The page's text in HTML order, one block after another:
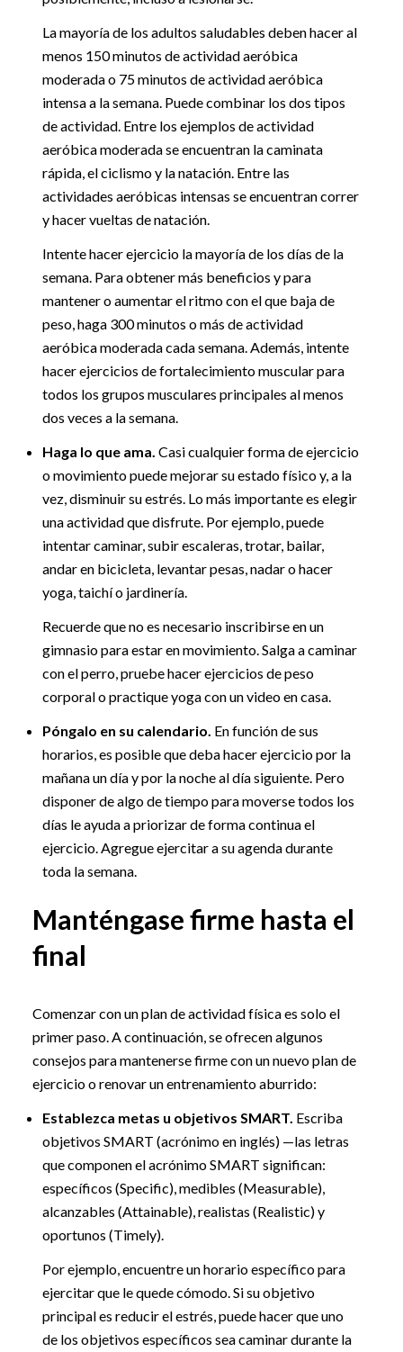
La mayoría de los adultos saludables deben hacer al
menos 150 minutos de actividad aeróbica
moderada o 75 minutos de actividad aeróbica
intensa a la semana. Puede combinar los dos tipos
de actividad. Entre los ejemplos de actividad
aeróbica moderada se encuentran la caminata
rápida, el ciclismo y la natación. Entre las
actividades aeróbicas intensas se encuentran correr
y hacer vueltas de natación.
Intente hacer ejercicio la mayoría de los días de la
semana. Para obtener más beneficios y para
mantener o aumentar el ritmo con el que baja de
peso, haga 300 minutos o más de actividad
aeróbica moderada cada semana. Además, intente
hacer ejercicios de fortalecimiento muscular para
todos los grupos musculares principales al menos
dos veces a la semana.
Haga lo que ama. Casi cualquier forma de ejercicio
o movimiento puede mejorar su estado físico y, a la
vez, disminuir su estrés. Lo más importante es elegir
una actividad que disfrute. Por ejemplo, puede
intentar caminar, subir escaleras, trotar, bailar,
andar en bicicleta, levantar pesas, nadar o hacer
yoga, taichí o jardinería.
Recuerde que no es necesario inscribirse en un
gimnasio para estar en movimiento. Salga a caminar
con el perro, pruebe hacer ejercicios de peso
corporal o practique yoga con un video en casa.
Póngalo en su calendario. En función de sus
horarios, es posible que deba hacer ejercicio por la
mañana un día y por la noche al día siguiente. Pero
disponer de algo de tiempo para moverse todos los
días le ayuda a priorizar de forma continua el
ejercicio. Agregue ejercitar a su agenda durante
toda la semana.
Manténgase firme hasta el
final
Comenzar con un plan de actividad física es solo el
primer paso. A continuación, se ofrecen algunos
consejos para mantenerse firme con un nuevo plan de
ejercicio o renovar un entrenamiento aburrido:
Establezca metas u objetivos SMART. Escriba
objetivos SMART (acrónimo en inglés) —las letras
que componen el acrónimo SMART significan:
específicos (Specific), medibles (Measurable),
alcanzables (Attainable), realistas (Realistic) y
oportunos (Timely).
Por ejemplo, encuentre un horario específico para
ejercitar que le quede cómodo. Si su objetivo
principal es reducir el estrés, puede hacer que uno
de los objetivos específicos sea caminar durante la